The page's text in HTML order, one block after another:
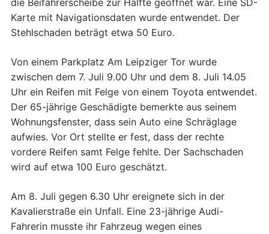
Karte mit Navigationsdaten wurde entwendet. Der
Stehlschaden beträgt etwa 50 Euro.
Von einem Parkplatz Am Leipziger Tor wurde
zwischen dem 7. Juli 9.00 Uhr und dem 8. Juli 14.05
Uhr ein Reifen mit Felge von einem Toyota entwendet.
Der 65-jährige Geschädigte bemerkte aus seinem
Wohnungsfenster, dass sein Auto eine Schräglage
aufwies. Vor Ort stellte er fest, dass der rechte
vordere Reifen samt Felge fehlte. Der Sachschaden
wird auf etwa 100 Euro geschätzt.
Am 8. Juli gegen 6.30 Uhr ereignete sich in der
Kavalierstraße ein Unfall. Eine 23-jährige Audi-
Fahrerin musste ihr Fahrzeug wegen eines